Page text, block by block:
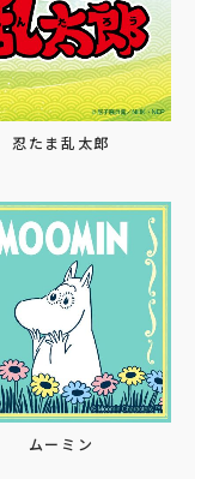
忍たま乱太郎
ムーミン